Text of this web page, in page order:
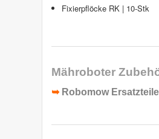
Fixierpflöcke RK | 10-Stk
Mähroboter
➥ Robomow